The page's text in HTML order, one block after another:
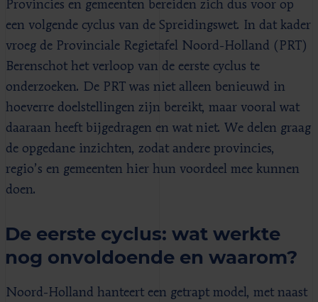
Provincies en gemeenten bereiden zich dus voor op
een volgende cyclus van de Spreidingswet. In dat kader
vroeg de Provinciale Regietafel Noord-Holland (PRT)
Berenschot het verloop van de eerste cyclus te
onderzoeken. De PRT was niet alleen benieuwd in
hoeverre doelstellingen zijn bereikt, maar vooral wat
daaraan heeft bijgedragen en wat niet. We delen graag
de opgedane inzichten, zodat andere provincies,
regio’s en gemeenten hier hun voordeel mee kunnen
doen.
De eerste cyclus: wat werkte
nog onvoldoende en waarom?
Noord-Holland hanteert een getrapt model, met naast